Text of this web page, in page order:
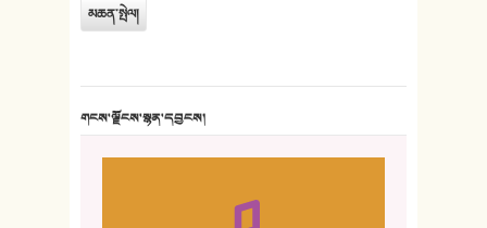
གངས་ལྗོངས་སྙན་དབྱངས།